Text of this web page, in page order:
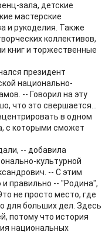
зала, детские
мастерские
и рукоделия. Также
коллективов,
книг и торжественные
президент
национально-
-- Говорил на эту
что это свершается...
в одном
с которыми сможет
-- добавила
культурной
-- С этим
правильно -- "Родина",
не просто место, где
для больших дел. Здесь
потому что история
национальных